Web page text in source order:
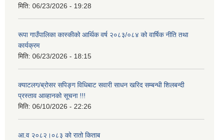
मिति: 06/23/2026 - 19:28
रूपा गाउँपालिका कास्कीको आर्थिक वर्ष २०८३/०८४ को वार्षिक नीति तथा
कार्यक्रम
मिति: 06/23/2026 - 18:15
क्याटलग/ब्रोसर सपिङ्ग विधिबाट सवारी साधन खरिद सम्बन्धी शिलबन्दी
प्रस्ताव आव्हानको सूचना !!!
मिति: 06/10/2026 - 22:26
आ.व २०८२।०८३ को रातो किताब